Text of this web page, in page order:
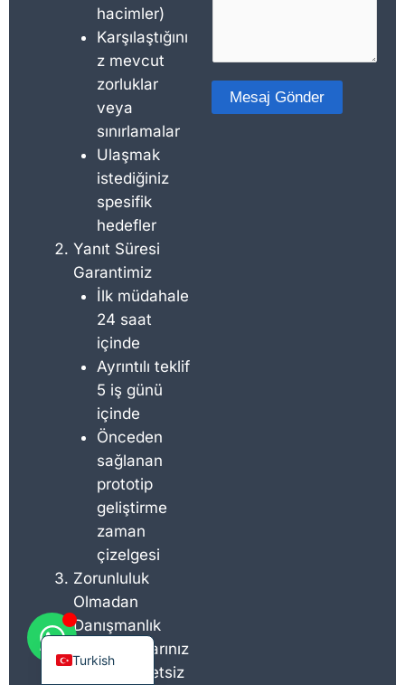
hacimler)
Karşılaştığını
z mevcut
zorluklar
veya
sınırlamalar
Ulaşmak
istediğiniz
spesifik
hedefler
Yanıt Süresi
Garantimiz
İlk müdahale
24 saat
içinde
Ayrıntılı teklif
5 iş günü
içinde
Önceden
sağlanan
prototip
geliştirme
zaman
çizelgesi
Zorunluluk
Olmadan
Danışmanlık
İhtiyaçlarınız
için ücretsiz
p
m
v
Mesaj Gönder
Turkish
English
Spanish
Italian
Russian
Chinese
Japanese
German
French
Korean